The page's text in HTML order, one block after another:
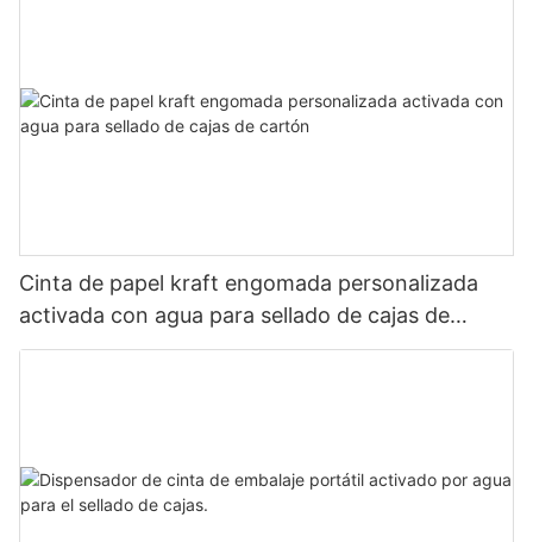
Cinta de papel kraft engomada personalizada
activada con agua para sellado de cajas de
cartón